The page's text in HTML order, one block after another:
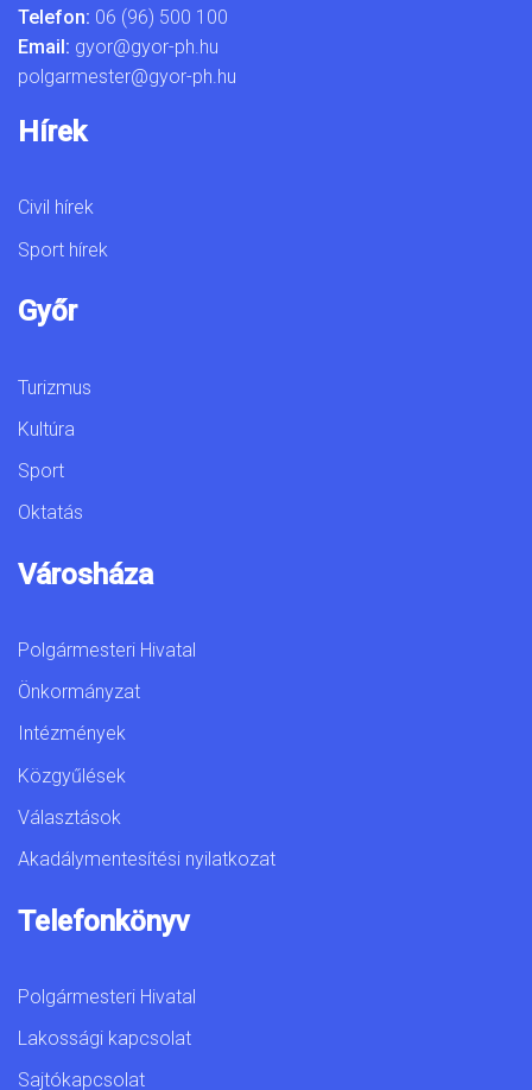
Telefon: 06 (96) 500 100
Email: gyor@gyor-ph.hu
polgarmester@gyor-ph.hu
Hírek
Civil hírek
Sport hírek
Győr
Turizmus
Kultúra
Sport
Oktatás
Városháza
Polgármesteri Hivatal
Önkormányzat
Intézmények
Közgyűlések
Választások
Akadálymentesítési nyilatkozat
Telefonkönyv
Polgármesteri Hivatal
Lakossági kapcsolat
Sajtókapcsolat